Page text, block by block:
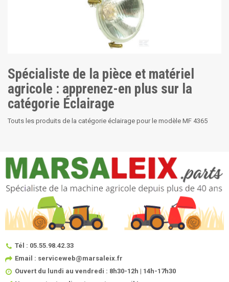
Spécialiste de la pièce et matériel
agricole : apprenez-en plus sur la
catégorie Éclairage
Touts les produits de la catégorie éclairage pour le modèle MF 4365
Tél : 05.55.98.42.33
Email : serviceweb@marsaleix.fr
Ouvert du lundi au vendredi : 8h30-12h | 14h-17h30